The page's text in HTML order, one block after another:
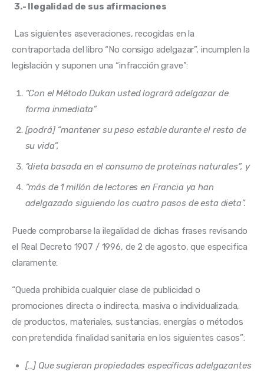
3.- Ilegalidad de sus afirmaciones
Las siguientes aseveraciones, recogidas en la
contraportada del libro “No consigo adelgazar”, incumplen la
legislación y suponen una “infracción grave”:
“Con el Método Dukan usted logrará adelgazar de
forma inmediata”
[podrá] “mantener su peso estable durante el resto de
su vida”,
“dieta basada en el consumo de proteínas naturales”, y
“más de 1 millón de lectores en Francia ya han
adelgazado siguiendo los cuatro pasos de esta dieta”.
Puede comprobarse la ilegalidad de dichas frases revisando
el Real Decreto 1907 / 1996, de 2 de agosto, que especifica
claramente:
“Queda prohibida cualquier clase de publicidad o
promociones directa o indirecta, masiva o individualizada,
de productos, materiales, sustancias, energías o métodos
con pretendida finalidad sanitaria en los siguientes casos”:
[…] Que sugieran propiedades específicas adelgazantes